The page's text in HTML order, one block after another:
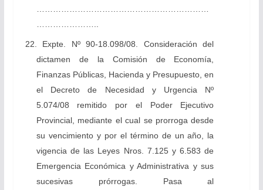
………………………………………………………
…………………..
22. Expte. Nº 90-18.098/08. Consideración del
dictamen de la Comisión de Economía,
Finanzas Públicas, Hacienda y Presupuesto, en
el Decreto de Necesidad y Urgencia Nº
5.074/08 remitido por el Poder Ejecutivo
Provincial, mediante el cual se prorroga desde
su vencimiento y por el término de un año, la
vigencia de las Leyes Nros. 7.125 y 6.583 de
Emergencia Económica y Administrativa y sus
sucesivas prórrogas. Pasa al